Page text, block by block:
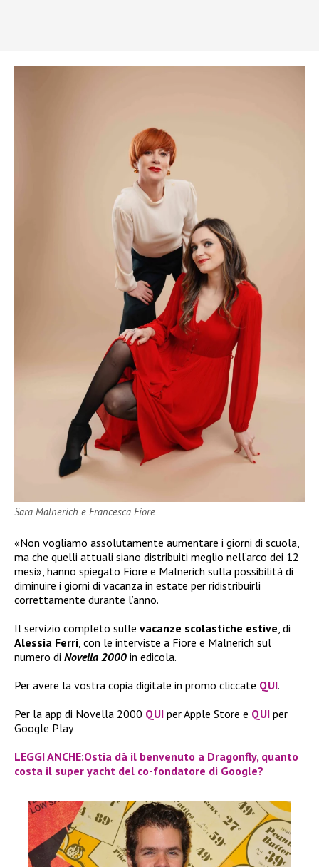
Sara Malnerich e Francesca Fiore
«Non vogliamo assolutamente aumentare i giorni di scuola,
ma che quelli attuali siano distribuiti meglio nell’arco dei 12
mesi», hanno spiegato Fiore e Malnerich sulla possibilità di
diminuire i giorni di vacanza in estate per ridistribuirli
correttamente durante l’anno.
Il servizio completo sulle vacanze scolastiche estive , di
Alessia Ferri , con le interviste a Fiore e Malnerich sul
numero di Novella 2000 in edicola.
Per avere la vostra copia digitale in promo cliccate QUI.
Per la app di Novella 2000 QUI per Apple Store e QUI per
Google Play
LEGGI ANCHE:Ostia dà il benvenuto a Dragonfly, quanto
costa il super yacht del co-fondatore di Google?